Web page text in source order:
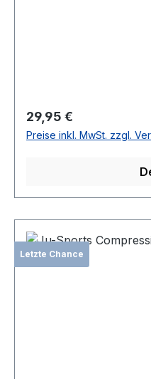
Regulärer Preis:
29,95 €
Preise inkl. MwSt. zzgl.
Letzte Chance